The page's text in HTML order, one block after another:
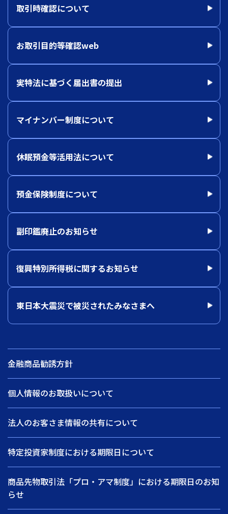
取引時確認について
お取引目的等確認web
実特法に基づく届出書の提出
マイナンバー制度について
休眠預金等活用法について
預金保険制度について
副印鑑廃止のお知らせ
復興特別所得税に関するお知らせ
東日本大震災で被災されたみなさまへ
金融商品勧誘方針
個人情報のお取扱いについて
法人のお客さま情報の共有について
特定投資家制度における期限日について
商品先物取引法「プロ・アマ制度」における期限日のお知
らせ